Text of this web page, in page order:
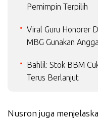
Pemimpin Terpilih
Viral Guru Honorer
MBG Gunakan
Bahlil: Stok BBM
Terus Berlanjut
Nusron juga